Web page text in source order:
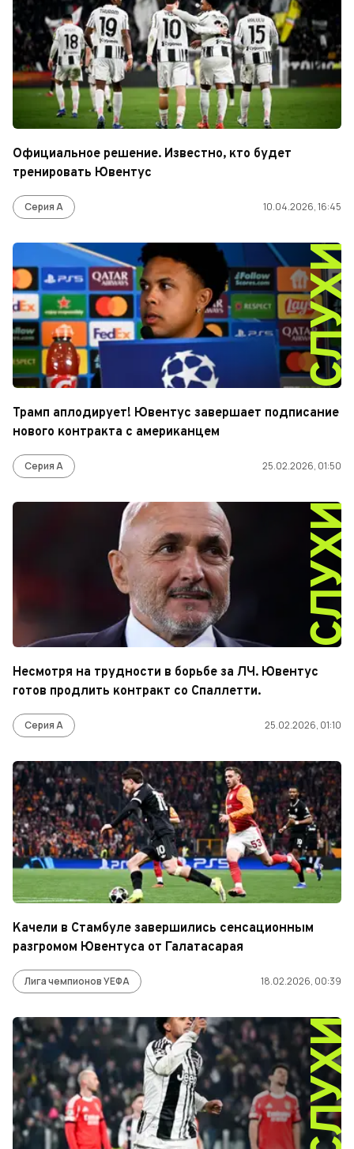
Официальное решение. Известно, кто будет
тренировать Ювентус
Серия А 10.04.2026, 16:45
Трамп аплодирует! Ювентус завершает подписание
нового контракта с американцем
Серия А 25.02.2026, 01:50
Несмотря на трудности в борьбе за ЛЧ. Ювентус
готов продлить контракт со Спаллетти.
Серия А 25.02.2026, 01:10
Качели в Стамбуле завершились сенсационным
разгромом Ювентуса от Галатасарая
Лига чемпионов УЕФА 18.02.2026, 00:39